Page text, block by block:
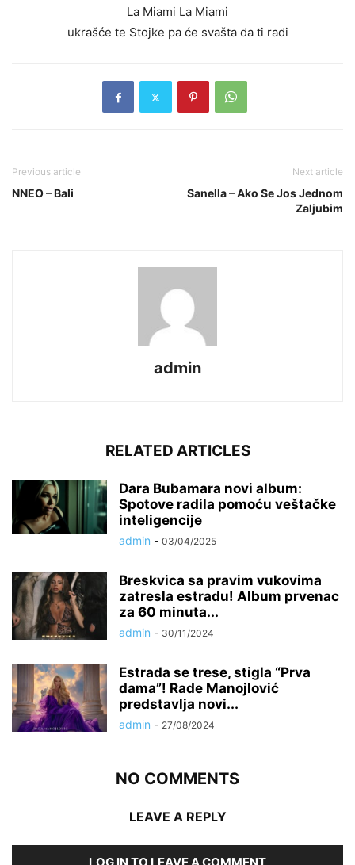
La Miami La Miami
ukrašće te Stojke pa će svašta da ti radi
Previous article
NNEO – Bali
Next article
Sanella – Ako Se Jos Jednom
Zaljubim
admin
RELATED ARTICLES
Dara Bubamara novi album:
Spotove radila pomoću veštačke
inteligencije
admin - 03/04/2025
Breskvica sa pravim vukovima
zatresla estradu! Album prvenac
za 60 minuta...
admin - 30/11/2024
Estrada se trese, stigla “Prva
dama”! Rade Manojlović
predstavlja novi...
admin - 27/08/2024
NO COMMENTS
LEAVE A REPLY